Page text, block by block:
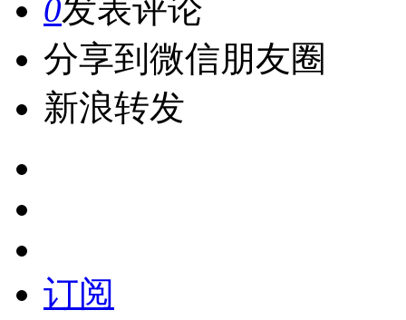
0发表评论
分享到微信朋友圈
新浪转发
订阅